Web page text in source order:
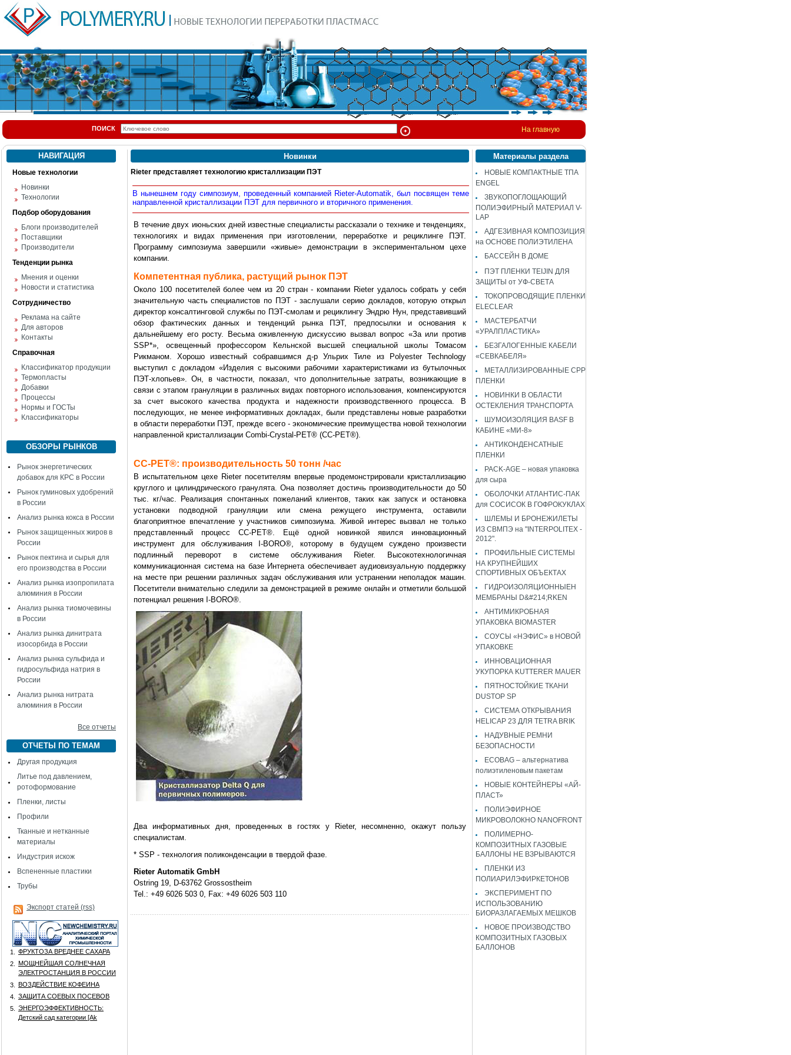
ПОИСК На главную
НАВИГАЦИЯ
Новые технологии
Новинки
Технологии
Подбор оборудования
Блоги производителей
Поставщики
Производители
Тенденции рынка
Мнения и оценки
Новости и статистика
Сотрудничество
Реклама на сайте
Для авторов
Контакты
Справочная
Классификатор продукции
Термопласты
Добавки
Процессы
Нормы и ГОСТы
Классификаторы
ОБЗОРЫ РЫНКОВ
Рынок энергетических
добавок для КРС в России
Рынок гуминовых удобрений
в России
Анализ рынка кокса в России
Рынок защищенных жиров в
России
Рынок пектина и сырья для
его производства в России
Анализ рынка изопропилата
алюминия в России
Анализ рынка тиомочевины
в России
Анализ рынка динитрата
изосорбида в России
Анализ рынка сульфида и
гидросульфида натрия в
России
Анализ рынка нитрата
алюминия в России
Все отчеты
ОТЧЕТЫ ПО ТЕМАМ
Другая продукция
Литье под давлением,
ротоформование
Пленки, листы
Профили
Тканные и нетканные
материалы
Индустрия искож
Вспененные пластики
Трубы
Экспорт статей (rss)
1.
ФРУКТОЗА ВРЕДНЕЕ САХАРА
2.
МОЩНЕЙШАЯ СОЛНЕЧНАЯ
ЭЛЕКТРОСТАНЦИЯ В РОССИИ
3.
ВОЗДЕЙСТВИЕ КОФЕИНА
4.
ЗАЩИТА СОЕВЫХ ПОСЕВОВ
5.
ЭНЕРГОЭФФЕКТИВНОСТЬ:
Детский сад категории [Аk
Новинки
Rieter представляет технологию кристаллизации ПЭТ
В нынешнем году симпозиум, проведенный компанией Rieter-Automatik, был посвящен теме
направленной кристаллизации ПЭТ для первичного и вторичного применения.
В течение двух июньских дней известные специалисты рассказали о технике и тенденциях,
технологиях и видах применения при изготовлении, переработке и рециклинге ПЭТ.
Программу симпозиума завершили «живые» демонстрации в экспериментальном цехе
компании.
Компетентная публика, растущий рынок ПЭТ
Около 100 посетителей более чем из 20 стран - компании Rieter удалось собрать у себя
значительную часть специалистов по ПЭТ - заслушали серию докладов, которую открыл
директор консалтинговой службы по ПЭТ-смолам и рециклингу Эндрю Нун, представивший
обзор фактических данных и тенденций рынка ПЭТ, предпосылки и основания к
дальнейшему его росту. Весьма оживленную дискуссию вызвал вопрос «За или против
SSP*», освещенный профессором Кельнской высшей специальной школы Томасом
Рикманом. Хорошо известный собравшимся д-р Ульрих Тиле из Polyester Technology
выступил с докладом «Изделия с высокими рабочими характеристиками из бутылочных
ПЭТ-хлопьев». Он, в частности, показал, что дополнительные затраты, возникающие в
связи с этапом грануляции в различных видах повторного использования, компенсируются
за счет высокого качества продукта и надежности производственного процесса. В
последующих, не менее информативных докладах, были представлены новые разработки
в области переработки ПЭТ, прежде всего - экономические преимущества новой технологии
направленной кристаллизации Combi-Crystal-PET® (СС-РЕТ®).
СС-РЕТ®: производительность 50 тонн /час
В испытательном цехе Rieter посетителям впервые продемонстрировали кристаллизацию
круглого и цилиндрического гранулята. Она позволяет достичь производительности до 50
тыс. кг/час. Реализация спонтанных пожеланий клиентов, таких как запуск и остановка
установки подводной грануляции или смена режущего инструмента, оставили
благоприятное впечатление у участников симпозиума. Живой интерес вызвал не только
представленный процесс СС-РЕТ®. Ещё одной новинкой явился инновационный
инструмент для обслуживания I-BORO®, которому в будущем суждено произвести
подлинный переворот в системе обслуживания Rieter. Высокотехнологичная
коммуникационная система на базе Интернета обеспечивает аудиовизуальную поддержку
на месте при решении различных задач обслуживания или устранении неполадок машин.
Посетители внимательно следили за демонстрацией в режиме онлайн и отметили большой
потенциал решения I-BORO®.
Два информативных дня, проведенных в гостях у Rieter, несомненно, окажут пользу
специалистам.
* SSP - технология поликонденсации в твердой фазе.
Rieter Automatik GmbH
Ostring 19, D-63762 Grossostheim
Tel.: +49 6026 503 0, Fax: +49 6026 503 110
Материалы раздела
НОВЫЕ КОМПАКТНЫЕ ТПА
ENGEL
ЗВУКОПОГЛОЩАЮЩИЙ
ПОЛИЭФИРНЫЙ МАТЕРИАЛ V-
LAP
АДГЕЗИВНАЯ КОМПОЗИЦИЯ
на ОСНОВЕ ПОЛИЭТИЛЕНА
БАССЕЙН В ДОМЕ
ПЭТ ПЛЕНКИ TEIJIN ДЛЯ
ЗАЩИТЫ от УФ-СВЕТА
ТОКОПРОВОДЯЩИЕ ПЛЕНКИ
ELECLEAR
МАСТЕРБАТЧИ
«УРАЛПЛАСТИКА»
БЕЗГАЛОГЕННЫЕ КАБЕЛИ
«СЕВКАБЕЛЯ»
МЕТАЛЛИЗИРОВАННЫЕ CPP
ПЛЕНКИ
НОВИНКИ В ОБЛАСТИ
ОСТЕКЛЕНИЯ ТРАНСПОРТА
ШУМОИЗОЛЯЦИЯ BASF В
КАБИНЕ «МИ-8»
АНТИКОНДЕНСАТНЫЕ
ПЛЕНКИ
PACK-AGE – новая упаковка
для сыра
ОБОЛОЧКИ АТЛАНТИС-ПАК
для СОСИСОК В ГОФРОКУКЛАХ
ШЛЕМЫ И БРОНЕЖИЛЕТЫ
ИЗ СВМПЭ на "INTERPOLITEX -
2012".
ПРОФИЛЬНЫЕ СИСТЕМЫ
НА КРУПНЕЙШИХ
СПОРТИВНЫХ ОБЪЕКТАХ
ГИДРОИЗОЛЯЦИОННЫЕН
МЕМБРАНЫ D&#214;RKEN
АНТИМИКРОБНАЯ
УПАКОВКА BIOMASTER
СОУСЫ «НЭФИС» в НОВОЙ
УПАКОВКЕ
ИННОВАЦИОННАЯ
УКУПОРКА KUTTERER MAUER
ПЯТНОСТОЙКИЕ ТКАНИ
DUSTOP SP
СИСТЕМА ОТКРЫВАНИЯ
HELICAP 23 ДЛЯ TETRA BRIK
НАДУВНЫЕ РЕМНИ
БЕЗОПАСНОСТИ
ECOBAG – альтернатива
полиэтиленовым пакетам
НОВЫЕ КОНТЕЙНЕРЫ «АЙ-
ПЛАСТ»
ПОЛИЭФИРНОЕ
МИКРОВОЛОКНО NANOFRONT
ПОЛИМЕРНО-
КОМПОЗИТНЫХ ГАЗОВЫЕ
БАЛЛОНЫ НЕ ВЗРЫВАЮТСЯ
ПЛЕНКИ ИЗ
ПОЛИАРИЛЭФИРКЕТОНОВ
ЭКСПЕРИМЕНТ ПО
ИСПОЛЬЗОВАНИЮ
БИОРАЗЛАГАЕМЫХ МЕШКОВ
НОВОЕ ПРОИЗВОДСТВО
КОМПОЗИТНЫХ ГАЗОВЫХ
БАЛЛОНОВ